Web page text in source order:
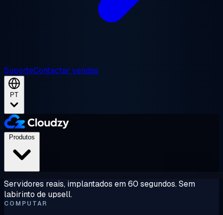
SuporteContactar vendas
PT
Servidores reais, implantados em 60 segundos. Sem
labirinto de upsell.
COMPUTAR